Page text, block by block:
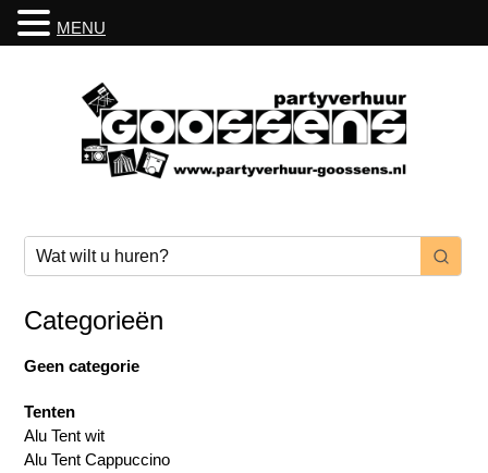
Categorieën
Geen categorie
Tenten
Alu Tent wit
Alu Tent Cappuccino
MENU